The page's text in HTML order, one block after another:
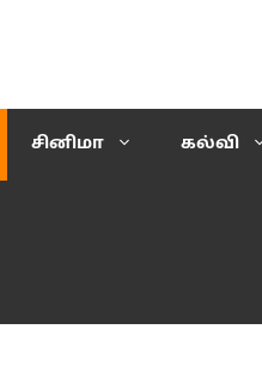
சினிமா கல்வி